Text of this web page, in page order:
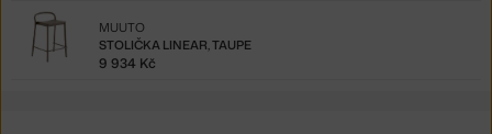
STOLIČKA LINEAR, TAUPE
MUUTO
9 934 Kč